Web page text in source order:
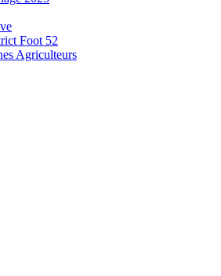
Foot 52
Agriculteurs